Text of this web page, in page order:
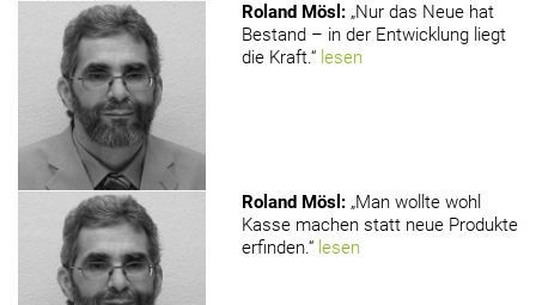
Roland Mösl : „Nur das Neue hat
Bestand – in der Entwicklung liegt
die Kraft.“ lesen
Roland Mösl : „Man wollte wohl
Kasse machen statt neue Produkte
erfinden.“ lesen